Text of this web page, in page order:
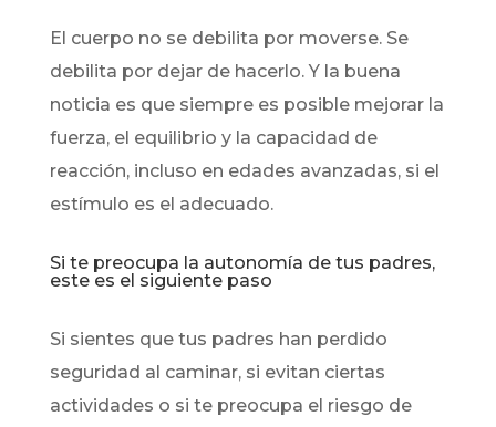
El cuerpo no se debilita por moverse. Se
debilita por dejar de hacerlo. Y la buena
noticia es que siempre es posible mejorar la
fuerza, el equilibrio y la capacidad de
reacción, incluso en edades avanzadas, si el
estímulo es el adecuado.
Si te preocupa la autonomía de tus padres,
este es el siguiente paso
Si sientes que tus padres han perdido
seguridad al caminar, si evitan ciertas
actividades o si te preocupa el riesgo de